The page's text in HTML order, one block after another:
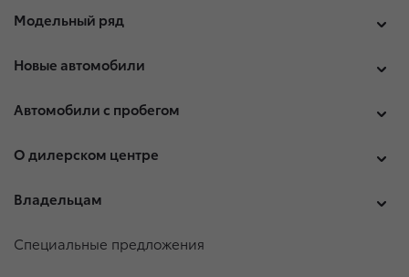
Модельный ряд
Новые автомобили
Автомобили с пробегом
О дилерском центре
Владельцам
Специальные предложения